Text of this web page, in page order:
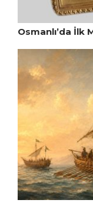
Osmanlı’da İlk